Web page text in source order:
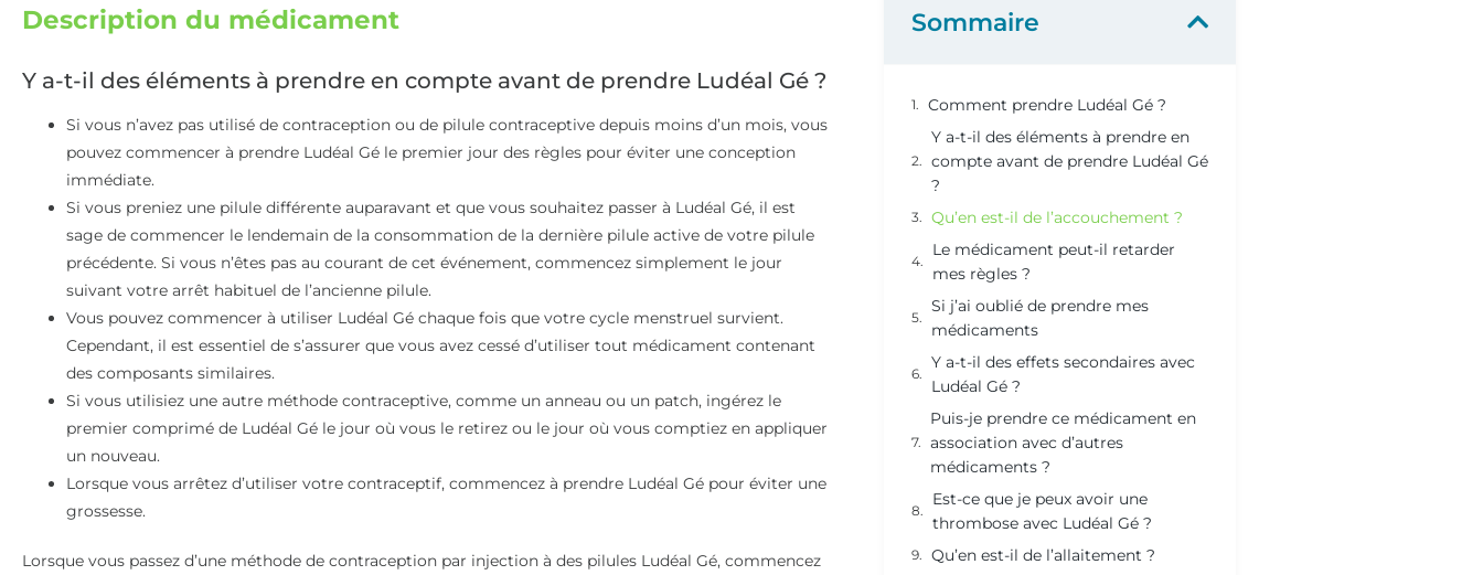
Description du médicament
Y a-t-il des éléments à prendre en compte avant de prendre Ludéal Gé ?
Si vous n’avez pas utilisé de contraception ou de pilule contraceptive depuis moins d’un mois, vous
pouvez commencer à prendre Ludéal Gé le premier jour des règles pour éviter une conception
immédiate.
Si vous preniez une pilule différente auparavant et que vous souhaitez passer à Ludéal Gé, il est
sage de commencer le lendemain de la consommation de la dernière pilule active de votre pilule
précédente. Si vous n’êtes pas au courant de cet événement, commencez simplement le jour
suivant votre arrêt habituel de l’ancienne pilule.
Vous pouvez commencer à utiliser Ludéal Gé chaque fois que votre cycle menstruel survient.
Cependant, il est essentiel de s’assurer que vous avez cessé d’utiliser tout médicament contenant
des composants similaires.
Si vous utilisiez une autre méthode contraceptive, comme un anneau ou un patch, ingérez le
premier comprimé de Ludéal Gé le jour où vous le retirez ou le jour où vous comptiez en appliquer
un nouveau.
Lorsque vous arrêtez d’utiliser votre contraceptif, commencez à prendre Ludéal Gé pour éviter une
grossesse.
Lorsque vous passez d’une méthode de contraception par injection à des pilules Ludéal Gé, commencez
Sommaire
Comment prendre Ludéal Gé ?
Y a-t-il des éléments à prendre en
compte avant de prendre Ludéal Gé
?
Qu’en est-il de l’accouchement ?
Le médicament peut-il retarder
mes règles ?
Si j’ai oublié de prendre mes
médicaments
Y a-t-il des effets secondaires avec
Ludéal Gé ?
Puis-je prendre ce médicament en
association avec d’autres
médicaments ?
Est-ce que je peux avoir une
thrombose avec Ludéal Gé ?
Qu’en est-il de l’allaitement ?